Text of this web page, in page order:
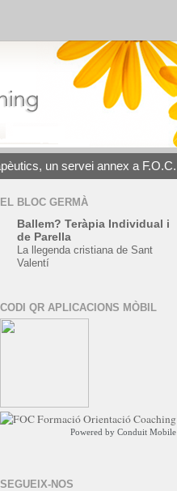
un servei annex a F.O.C.
EL BLOC GERMÀ
Ballem? Teràpia Individual i
de Parella
La llegenda cristiana de Sant
Valentí
CODI QR APLICACIONS MÒBIL
Powered by Conduit Mobile
SEGUEIX-NOS